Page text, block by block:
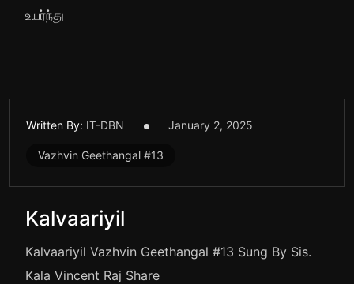
உயர்ந்து
Written By: IT-DBN January 2, 2025
Vazhvin Geethangal #13
Kalvaariyil
Kalvaariyil Vazhvin Geethangal #13 Sung By Sis.
Kala Vincent Raj Share